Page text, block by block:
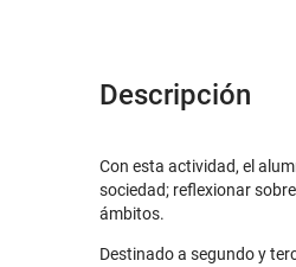
Descripción
Con esta actividad, el
sociedad; reflexionar
ámbitos.
Destinado a segundo y